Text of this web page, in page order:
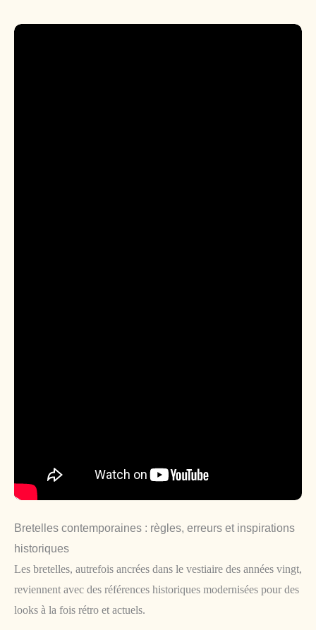
Bretelles contemporaines : règles, erreurs et inspirations
historiques
Les bretelles, autrefois ancrées dans le vestiaire des années vingt,
reviennent avec des références historiques modernisées pour des
looks à la fois rétro et actuels.